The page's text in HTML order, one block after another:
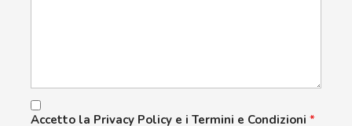
Accetto la Privacy Policy e i Termini e Condizioni *